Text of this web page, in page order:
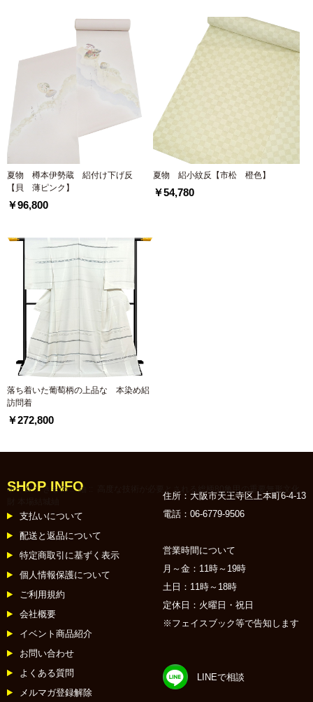
夏物 樽本伊勢蔵 絽付け下げ反
【貝 薄ピンク】
￥96,800
夏物 絽小紋反【市松 橙色】
￥54,780
落ち着いた葡萄柄の上品な 本染め絽
訪問着
￥272,800
ホーム::きもの::紬
:: 高度な技術が必要とされる総柄80亀甲の重要無形文化
SHOP INFO
支払いについて
配送と返品について
特定商取引に基ずく表示
個人情報保護について
ご利用規約
会社概要
イベント商品紹介
お問い合わせ
よくある質問
メルマガ登録解除
住所：大阪市天王寺区上本町6-4-13
電話：06-6779-9506
営業時間について
月～金：11時～19時
土日：11時～18時
定休日：火曜日・祝日
※フェイスブック等で告知します
LINEで相談